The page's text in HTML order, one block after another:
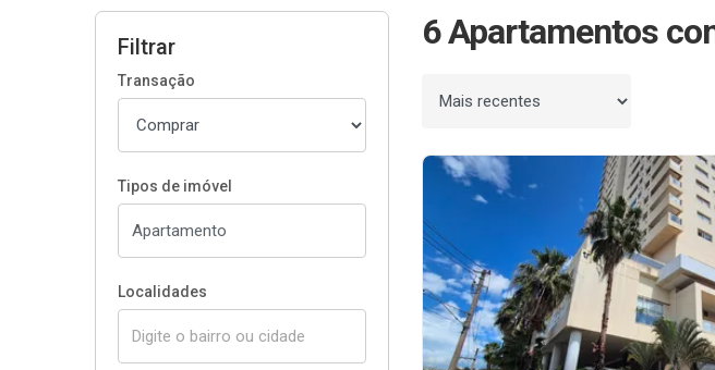
Filtrar
Transação
Tipos de imóvel
Localidades
6 Apartamentos
Ordenar por